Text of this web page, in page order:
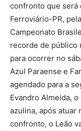
confronto que será
Ferroviário-PR,
Campeonato
recorde de público
para ocorrer no
Azul Paraense e
agendado para a
Evandro Almeida,
azulina, após atuar
confronto, o Leão